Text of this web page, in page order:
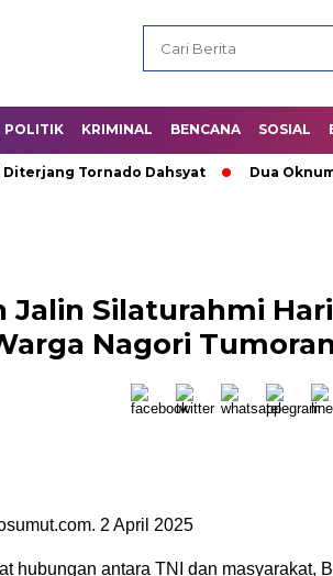
POLITIK KRIMINAL BENCANA SOSIAL
Tornado Dahsyat Dua Oknum
Jalin Silaturahmi Hari
Nagori
2 April 2025
hubungan antara TNI dan masyarakat,